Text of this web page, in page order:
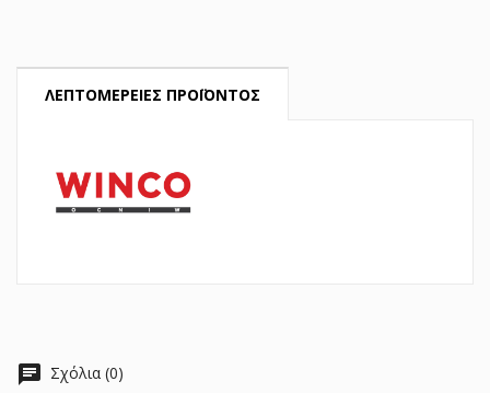
ΛΕΠΤΟΜΈΡΕΙΕΣ ΠΡΟΪΌΝΤΟΣ
chat Σχόλια (0)